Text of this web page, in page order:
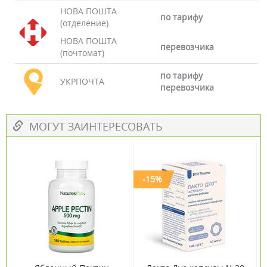
НОВА ПОШТА
(отделение)
по тарифу
НОВА ПОШТА
(почтомат)
перевозчика
УКРПОЧТА
по тарифу
перевозчика
МОГУТ ЗАИНТЕРЕСОВАТЬ
-15%